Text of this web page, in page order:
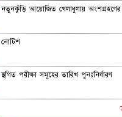
নতুনকুঁড়ি আয়োজিত খেলাধুলায়
নোটিশ
স্থগিত পরীক্ষা সমূহের তারিখ পুনঃনির্ধারণ